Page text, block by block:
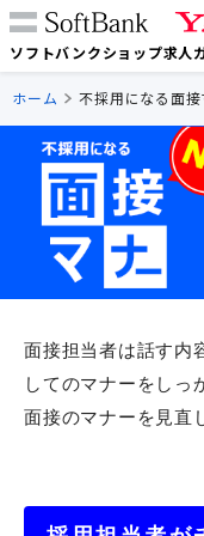
ソフトバンクショップ求人
ホーム 不採用になる面接
面接担当者は話す内
してのマナーをしっ
面接のマナーを見直